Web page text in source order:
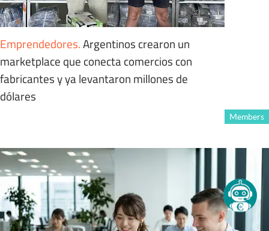
Emprendedores.Argentinos crearon un
marketplace que conecta comercios con
fabricantes y ya levantaron millones de
dólares
Members